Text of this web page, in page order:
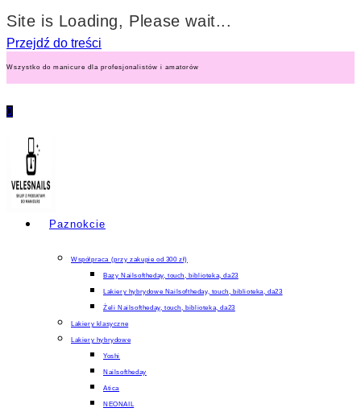
Site is Loading, Please wait...
Przejdź do treści
Wszystko do manicure dla profesjonalistów i amatorów
0
Paznokcie
Współpraca (przy zakupie od 300 zł)
Bazy Nailsoftheday, touch, biblioteka, da23
Lakiery hybrydowe Nailsoftheday, touch, biblioteka, da23
Żeli Nailsoftheday, touch, biblioteka, da23
Lakiery klasyczne
Lakiery hybrydowe
Yoshi
Nailsoftheday
Atica
NEONAIL